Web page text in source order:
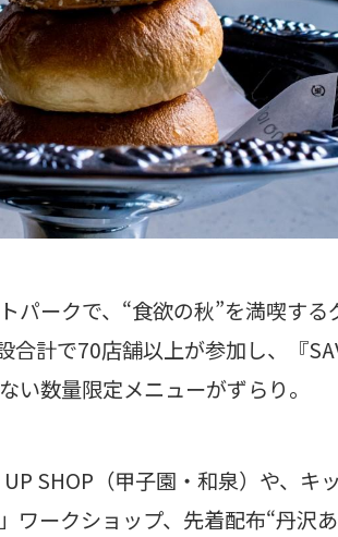
パークで、“食欲の秋”を満喫す
合計で70店舗以上が参加し、『
い数量限定メニューがずらり。
SHOP（甲子園・和泉）や、キ
ワークショップ、先着配布“丹沢